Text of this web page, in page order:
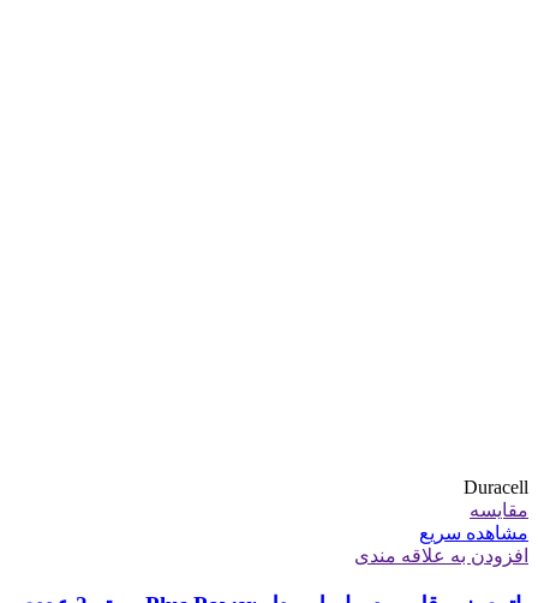
Duracell
مقایسه
مشاهده سریع
افزودن به علاقه مندی